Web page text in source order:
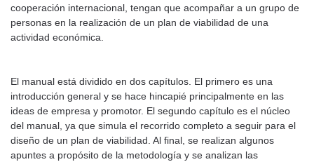
cooperación internacional, tengan que acompañar a un grupo de
personas en la realización de un plan de viabilidad de una
actividad económica.
El manual está dividido en dos capítulos. El primero es una
introducción general y se hace hincapié principalmente en las
ideas de empresa y promotor. El segundo capítulo es el núcleo
del manual, ya que simula el recorrido completo a seguir para el
diseño de un plan de viabilidad. Al final, se realizan algunos
apuntes a propósito de la metodología y se analizan las